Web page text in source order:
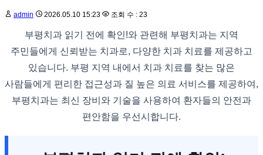
admin 2026.05.10 15:23 조회 수 : 23
부평치과 읽기 전에 확인!와 관련해 부평치과는 지역
주민들에게 신뢰받는 치과로, 다양한 치과 치료를 제공하고
있습니다. 부평 지역 내에서 치과 치료를 찾는 많은
사람들에게 편리한 접근성과 질 높은 의료 서비스를 제공하여,
부평치과는 최신 장비와 기술을 사용하여 환자들의 안전과
편안함을 우선시합니다.